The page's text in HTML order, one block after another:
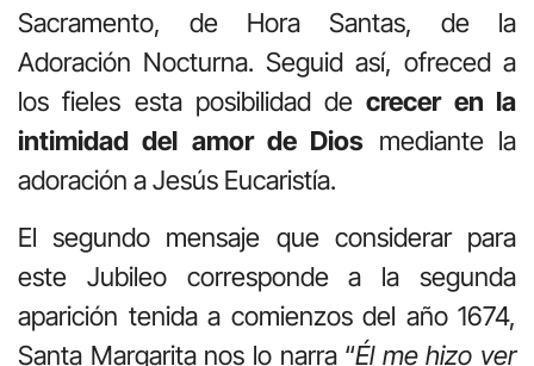
Sacramento, de Hora Santas, de la
Adoración Nocturna. Seguid así, ofreced a
los fieles esta posibilidad decrecer en la
intimidad del amor de Dios mediante la
adoración a Jesús Eucaristía.
El segundo mensaje que considerar para
este Jubileo corresponde a la segunda
aparición tenida a comienzos del año 1674,
Santa Margarita nos lo narra “Él me hizo ver